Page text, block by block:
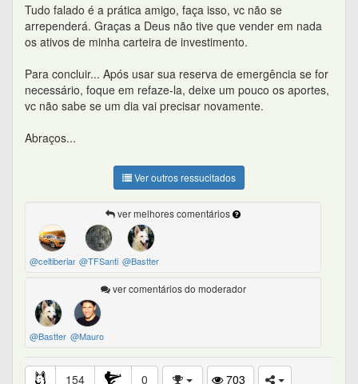
Tudo falado é a prática amigo, faça isso, vc não se
arrependerá. Graças a Deus não tive que vender em nada
os ativos de minha carteira de investimento.
Para concluir... Após usar sua reserva de emergência se for
necessário, foque em refaze-la, deixe um pouco os aportes,
vc não sabe se um dia vai precisar novamente.
Abraços...
Ver outros ressucitados
ver melhores comentários
@celtiberian @TFSanti @Bastter
ver comentários do moderador
@Bastter @Mauro
154 0
703